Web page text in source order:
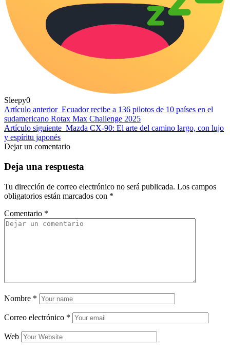
Sleepy0
Artículo anterior Ecuador recibe a 136 pilotos de 10 países en el
sudamericano Rotax Max Challenge 2025
Artículo siguiente Mazda CX-90: El arte del camino largo, con lujo
y espíritu japonés
Dejar un comentario
Deja una respuesta
Tu dirección de correo electrónico no será publicada. Los campos
obligatorios están marcados con *
Comentario *
Nombre *
Correo electrónico *
Web